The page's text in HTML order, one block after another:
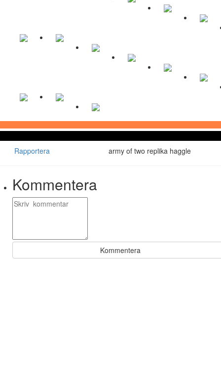
Rapportera army of two replika haggle
Kommentera
Kommentera